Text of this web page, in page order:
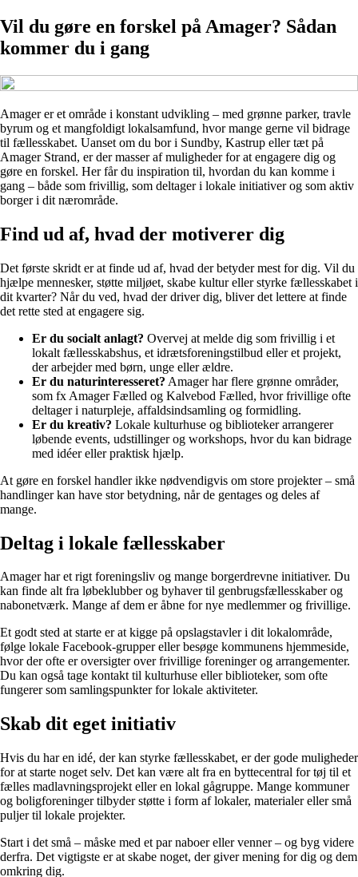
Vil du gøre en forskel på Amager? Sådan
kommer du i gang
Amager er et område i konstant udvikling – med grønne parker, travle
byrum og et mangfoldigt lokalsamfund, hvor mange gerne vil bidrage
til fællesskabet. Uanset om du bor i Sundby, Kastrup eller tæt på
Amager Strand, er der masser af muligheder for at engagere dig og
gøre en forskel. Her får du inspiration til, hvordan du kan komme i
gang – både som frivillig, som deltager i lokale initiativer og som aktiv
borger i dit nærområde.
Find ud af, hvad der motiverer dig
Det første skridt er at finde ud af, hvad der betyder mest for dig. Vil du
hjælpe mennesker, støtte miljøet, skabe kultur eller styrke fællesskabet i
dit kvarter? Når du ved, hvad der driver dig, bliver det lettere at finde
det rette sted at engagere sig.
Er du socialt anlagt? Overvej at melde dig som frivillig i et
lokalt fællesskabshus, et idrætsforeningstilbud eller et projekt,
der arbejder med børn, unge eller ældre.
Er du naturinteresseret? Amager har flere grønne områder,
som fx Amager Fælled og Kalvebod Fælled, hvor frivillige ofte
deltager i naturpleje, affaldsindsamling og formidling.
Er du kreativ? Lokale kulturhuse og biblioteker arrangerer
løbende events, udstillinger og workshops, hvor du kan bidrage
med idéer eller praktisk hjælp.
At gøre en forskel handler ikke nødvendigvis om store projekter – små
handlinger kan have stor betydning, når de gentages og deles af
mange.
Deltag i lokale fællesskaber
Amager har et rigt foreningsliv og mange borgerdrevne initiativer. Du
kan finde alt fra løbeklubber og byhaver til genbrugsfællesskaber og
nabonetværk. Mange af dem er åbne for nye medlemmer og frivillige.
Et godt sted at starte er at kigge på opslagstavler i dit lokalområde,
følge lokale Facebook-grupper eller besøge kommunens hjemmeside,
hvor der ofte er oversigter over frivillige foreninger og arrangementer.
Du kan også tage kontakt til kulturhuse eller biblioteker, som ofte
fungerer som samlingspunkter for lokale aktiviteter.
Skab dit eget initiativ
Hvis du har en idé, der kan styrke fællesskabet, er der gode muligheder
for at starte noget selv. Det kan være alt fra en byttecentral for tøj til et
fælles madlavningsprojekt eller en lokal gågruppe. Mange kommuner
og boligforeninger tilbyder støtte i form af lokaler, materialer eller små
puljer til lokale projekter.
Start i det små – måske med et par naboer eller venner – og byg videre
derfra. Det vigtigste er at skabe noget, der giver mening for dig og dem
omkring dig.